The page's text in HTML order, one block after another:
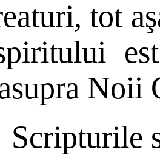
tot
Noii
Scripturile